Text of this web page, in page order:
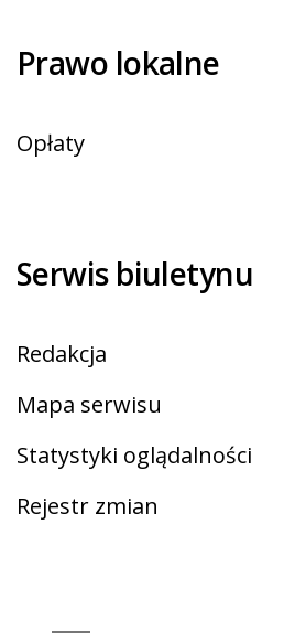
Prawo lokalne
Opłaty
Serwis biuletynu
Redakcja
Mapa serwisu
Statystyki oglądalności
Rejestr zmian